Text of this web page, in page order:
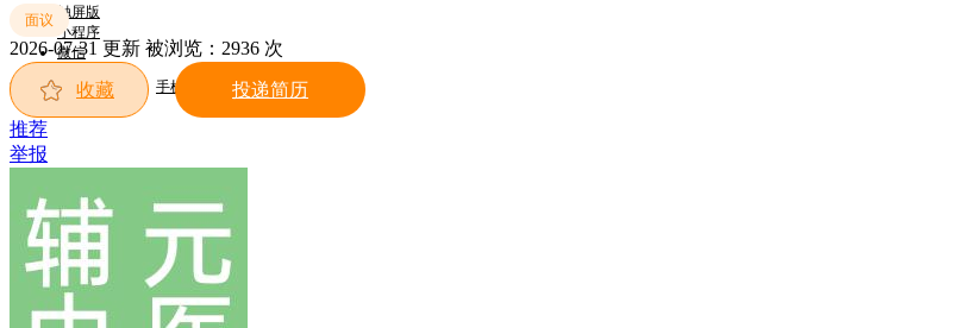
触屏版
小程序
微信
郴州新网招聘欢迎您！ 手机端
面议
2026-07-31 更新 被浏览： 2936 次
收藏
投递简历
推荐
举报